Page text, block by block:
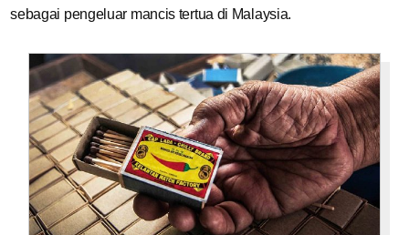
sebagai pengeluar mancis tertua di Malaysia.